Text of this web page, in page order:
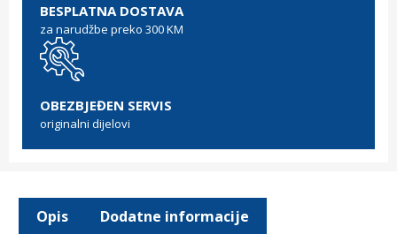
BESPLATNA DOSTAVA
za narudžbe preko 300 KM
OBEZBJEĐEN SERVIS
originalni dijelovi
Opis Dodatne informacije